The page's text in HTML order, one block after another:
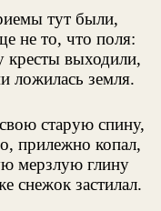
тут были,
не то, что поля:
кресты выходили,
ложилась земля.
старую спину,
прилежно копал,
мерзлую глину
снежок застилал.